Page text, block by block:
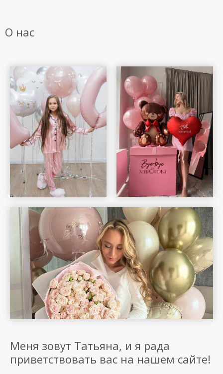
О нас
Меня зовут Татьяна, и я рада
приветствовать вас на нашем сайте!